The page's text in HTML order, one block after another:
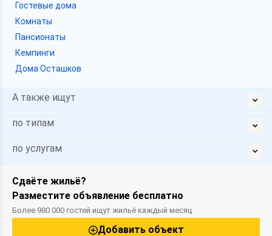
Гостевые дома
Комнаты
Пансионаты
Кемпинги
Дома Осташков
А также ищут
по типам
по услугам
Сдаёте жильё?
Разместите объявление бесплатно
Более 980 000 гостей ищут жильё каждый месяц
Добавить объект